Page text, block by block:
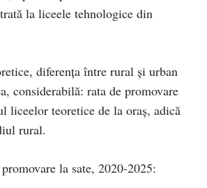
la liceele tehnologice din
diferența între rural și urban
considerabilă: rata de promovare
liceelor teoretice de la oraș, adică
rural.
la sate, 2020-2025: